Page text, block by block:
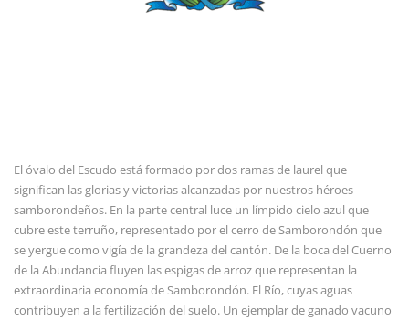
El óvalo del Escudo está formado por dos ramas de laurel que
significan las glorias y victorias alcanzadas por nuestros héroes
samborondeños. En la parte central luce un límpido cielo azul que
cubre este terruño, representado por el cerro de Samborondón que
se yergue como vigía de la grandeza del cantón. De la boca del Cuerno
de la Abundancia fluyen las espigas de arroz que representan la
extraordinaria economía de Samborondón. El Río, cuyas aguas
contribuyen a la fertilización del suelo. Un ejemplar de ganado vacuno